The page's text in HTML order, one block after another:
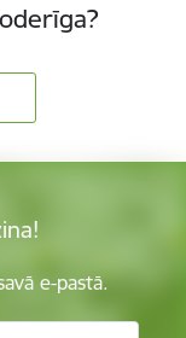
e-pastā.